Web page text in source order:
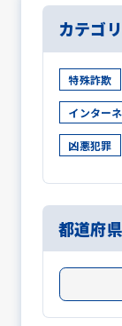
カテゴ
特殊詐欺
インター
凶悪犯罪
都道府県